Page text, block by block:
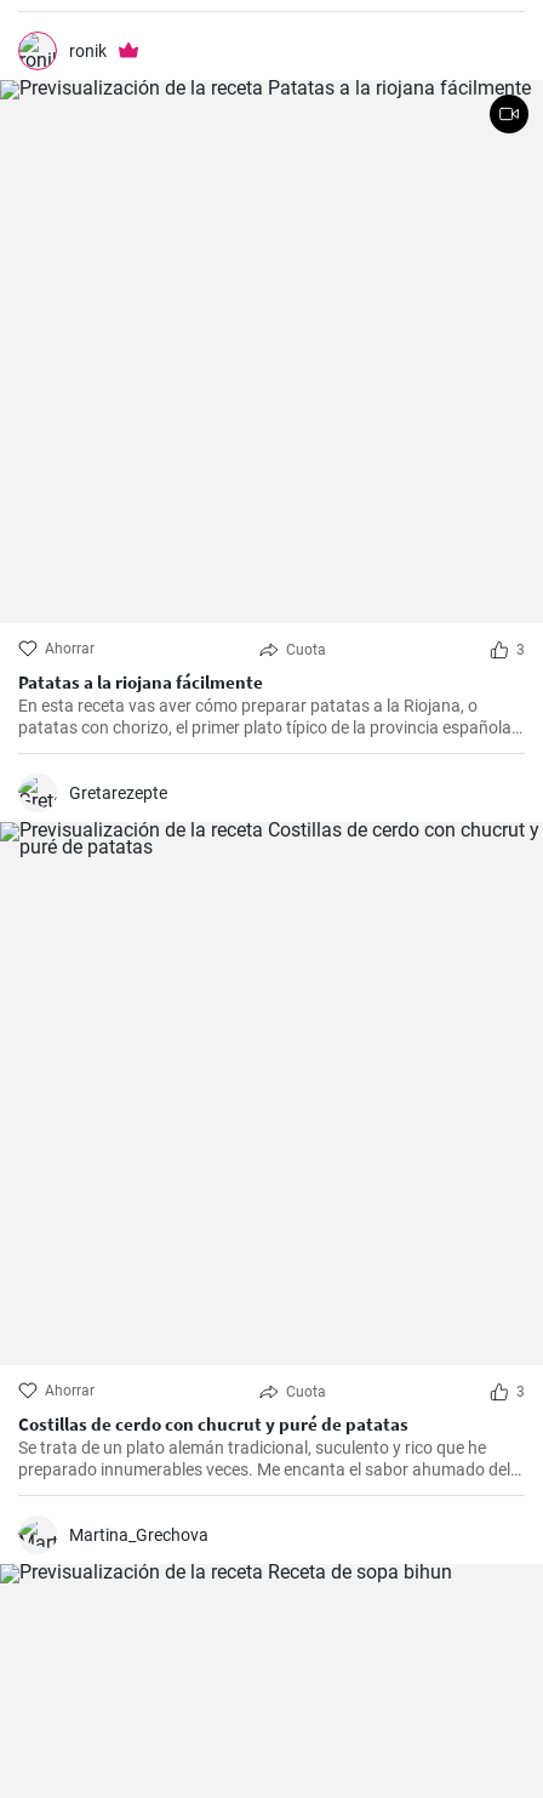
ronik
Ahorrar Cuota 3
Patatas a la riojana fácilmente
En esta receta vas aver cómo preparar patatas a la Riojana, o
patatas con chorizo, el primer plato típico de la provincia española
de La Rioja.
Gretarezepte
Ahorrar Cuota 3
Costillas de cerdo con chucrut y puré de patatas
Se trata de un plato alemán tradicional, suculento y rico que he
preparado innumerables veces. Me encanta el sabor ahumado del
Kassler combinado con el chucrut ácido y el cremoso puré de
es un delicioso plato reconfortante en los días más fríos.
Martina_Grechova